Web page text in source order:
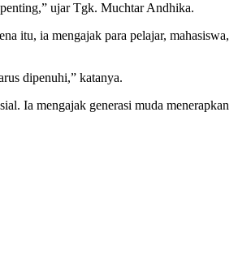
ujar Tgk. Muchtar Andhika.
itu, ia mengajak para pelajar, mahasiswa,
dipenuhi,” katanya.
Ia mengajak generasi muda menerapkan